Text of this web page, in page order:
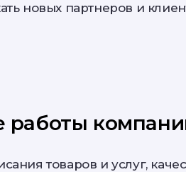
новых партнеров и
товаров и услуг,